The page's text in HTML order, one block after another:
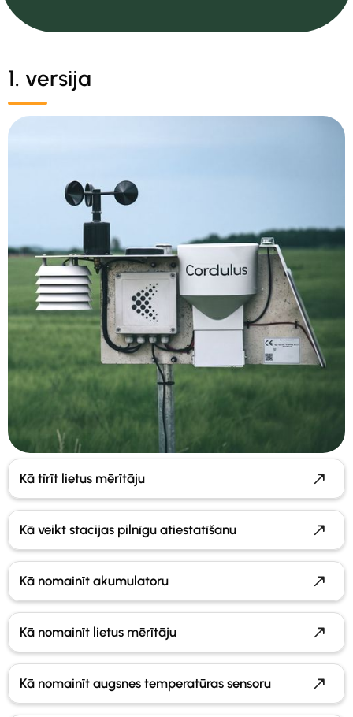
1. versija
Kā tīrīt lietus mērītāju
Kā veikt stacijas pilnīgu atiestatīšanu
Kā nomainīt akumulatoru
Kā nomainīt lietus mērītāju
Kā nomainīt augsnes temperatūras sensoru